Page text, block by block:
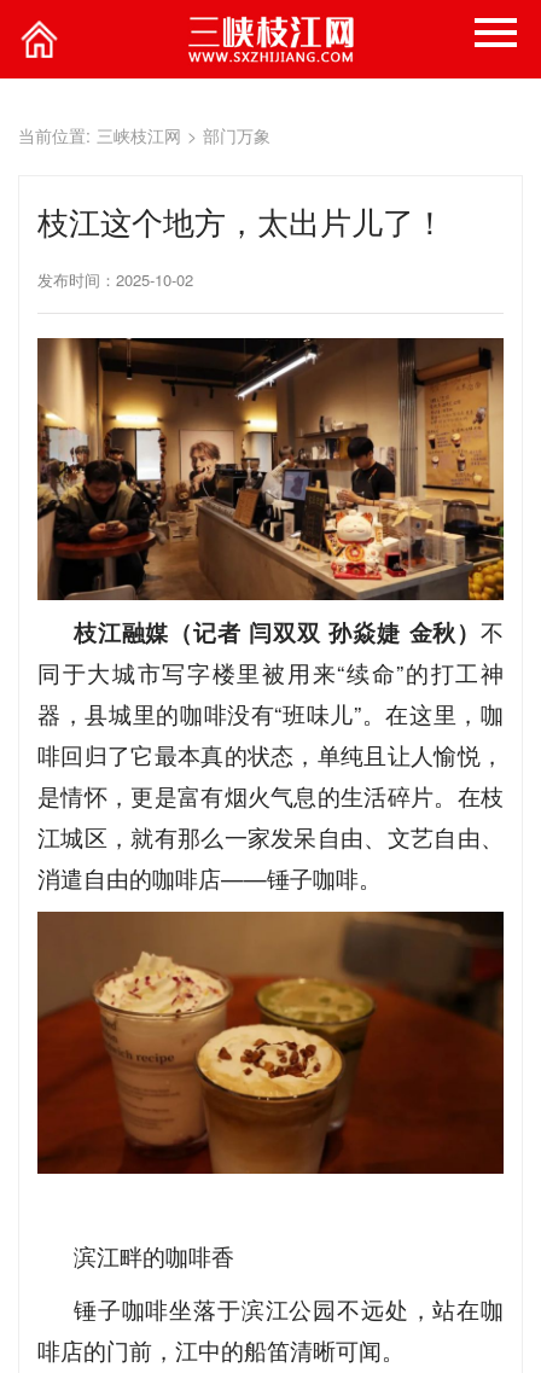
当前位置: 三峡枝江网 > 部门万象
枝江这个地方，太出片儿了！
发布时间：2025-10-02
枝江融媒（记者 闫双双 孙焱婕 金秋） 不
同于大城市写字楼里被用来“续命”的打工神
器，县城里的咖啡没有“班味儿”。在这里，咖
啡回归了它最本真的状态，单纯且让人愉悦，
是情怀，更是富有烟火气息的生活碎片。在枝
江城区，就有那么一家发呆自由、文艺自由、
消遣自由的咖啡店——锤子咖啡。
滨江畔的咖啡香
锤子咖啡坐落于滨江公园不远处，站在咖
啡店的门前，江中的船笛清晰可闻。